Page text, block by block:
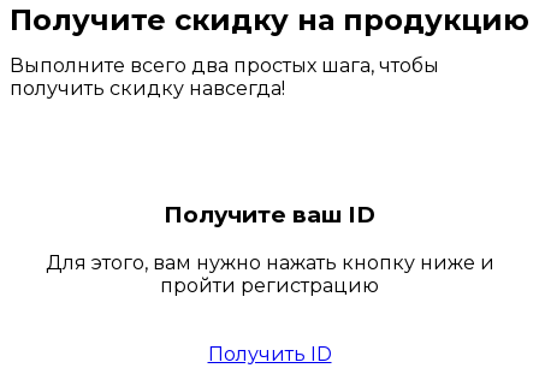
Получите скидку на продукцию
Выполните всего два простых шага, чтобы
получить скидку навсегда!
Получите ваш ID
Для этого, вам нужно нажать кнопку ниже и
пройти регистрацию
Получить ID